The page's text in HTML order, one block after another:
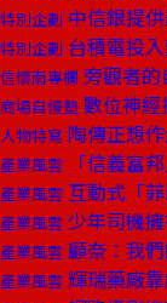
特別企劃 中信銀提
特別企劃 台積電投
信懷南專欄 旁觀者的
商場自慢塾 數位神
人物特寫 陶傳正想
產業風雲 「信義富
產業風雲 互動式「
產業風雲 少年司機
產業風雲 顧奈：我
產業風雲 輝瑞藥廠